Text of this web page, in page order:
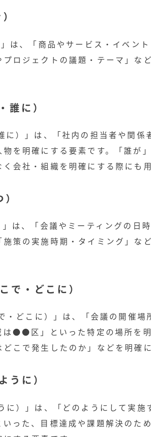
は、「商品やサービス・イベント
ロジェクトの議題・テーマ」など
誰に）
に）」は、「社内の担当者や関係
物を明確にする要素です。「誰が
会社・組織を明確にする際にも用
」は、「会議やミーティングの日
策の実施時期・タイミング」な
で・どこに）
・どこに）」は、「会議の開催
は●●区」といった特定の場所を
こで発生したのか」などを明確
うに）
に）」は、「どのようにして実
った、目標達成や課題解決のた